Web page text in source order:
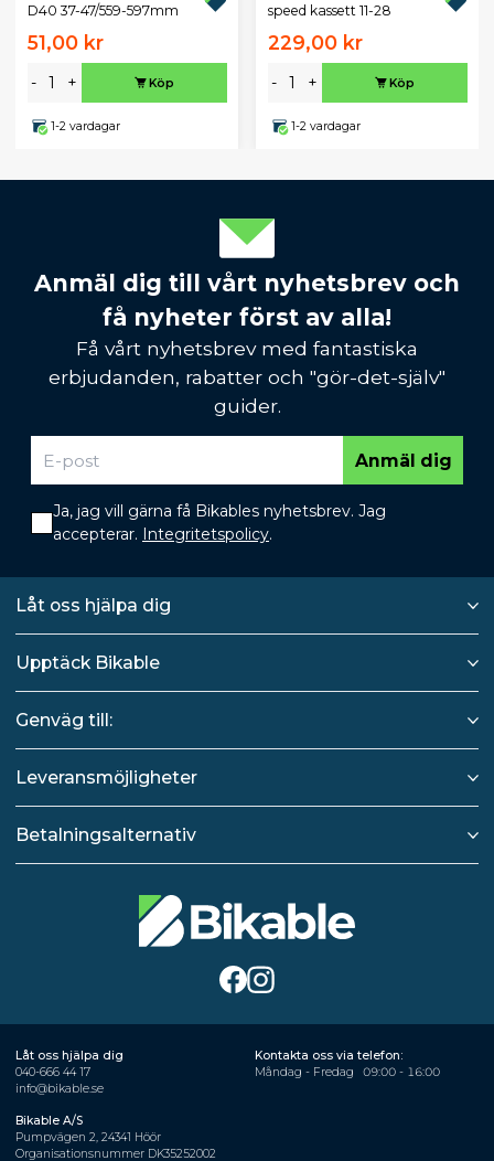
D40 37-47/559-597mm
51,00 kr
- + Köp
1-2 vardagar
speed kassett 11-28
229,00 kr
- + Köp
1-2 vardagar
Anmäl dig till vårt nyhetsbrev och
få nyheter först av alla!
Få vårt nyhetsbrev med fantastiska
erbjudanden, rabatter och "gör-det-själv"
guider.
Anmäl dig
Ja, jag vill gärna få Bikables nyhetsbrev. Jag
accepterar. Integritetspolicy.
Låt oss hjälpa dig
Upptäck Bikable
Genväg till:
Leveransmöjligheter
Betalningsalternativ
Låt oss hjälpa dig
040-666 44 17
info@bikable.se
Kontakta oss via telefon:
Måndag - Fredag
09:00 - 16:00
Bikable A/S
Pumpvägen 2, 24341 Höör
Organisationsnummer DK35252002